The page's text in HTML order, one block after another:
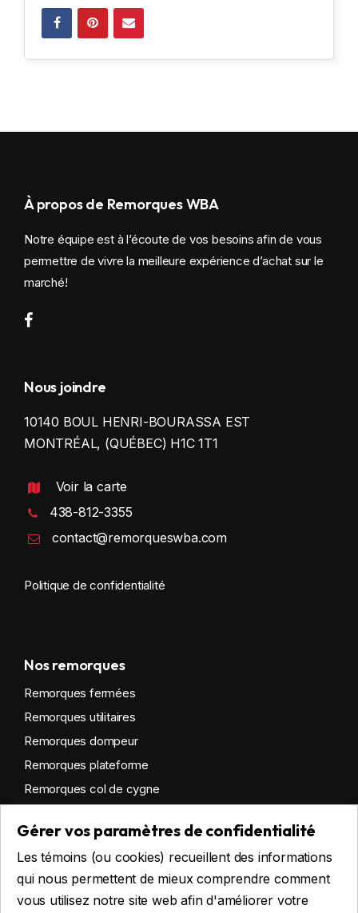
Gérer vos paramètres de confidentialité
Les témoins (ou cookies) recueillent des informations
qui nous permettent de mieux comprendre comment
vous utilisez notre site web afin d'améliorer votre
À propos de Remorques WBA
Notre équipe est à l’écoute de vos besoins afin de vous
permettre de vivre la meilleure expérience d’achat sur le
marché!
Nous joindre
10140 BOUL HENRI-BOURASSA EST
MONTRÉAL, (QUÉBEC) H1C 1T1
Voir la carte
438-812-3355
contact@remorqueswba.com
Politique de confidentialité
Nos remorques
Remorques fermées
Remorques utilitaires
Remorques dompeur
Remorques plateforme
Remorques col de cygne
Remorques sur mesure
Location